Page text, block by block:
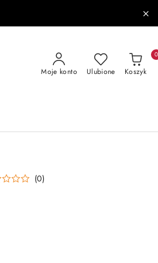
Moje konto Ulubione Koszyk
0
(0)